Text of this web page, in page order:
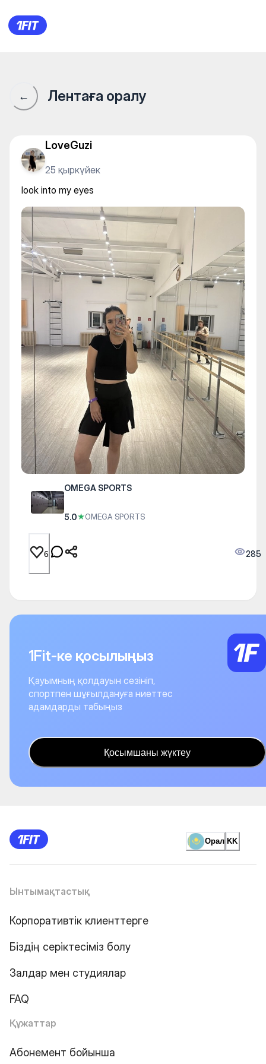
OMEGA SPORTS — Individual
← Лентаға оралу
LoveGuzi
25 қыркүйек
look into my eyes
OMEGA SPORTS
5.0★OMEGA SPORTS
6 285
1Fit-ке қосылыңыз
Қауымның қолдауын сезініп,
спортпен шұғылдануға ниеттес
адамдарды табыңыз
Қосымшаны жүктеу
Орал KK
Ынтымақтастық
Корпоративтік клиенттерге
Біздің серіктесіміз болу
Залдар мен студиялар
FAQ
Құжаттар
Абонемент бойынша